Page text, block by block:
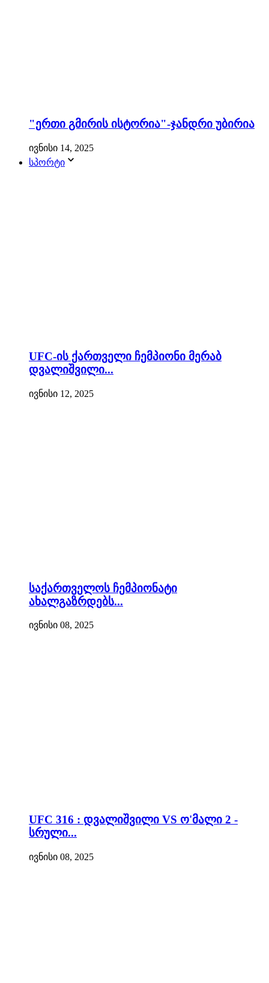
"ერთი გმირის ისტორია"-ჯანდრი უბირია
ივნისი 14, 2025
სპორტი
UFC-ის ქართველი ჩემპიონი მერაბ
დვალიშვილი...
ივნისი 12, 2025
საქართველოს ჩემპიონატი
ახალგაზრდებს...
ივნისი 08, 2025
UFC 316 : დვალიშვილი VS ო'მალი 2 -
სრული...
ივნისი 08, 2025